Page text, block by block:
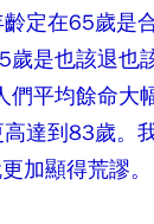
定在65歲是
歲是也該退也
們平均餘命大
達到83歲。
加顯得荒謬。